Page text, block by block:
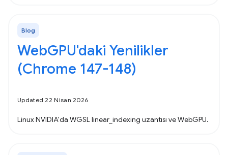
Blog
WebGPU'daki Yenilikler
(Chrome 147-148)
Updated 22 Nisan 2026
Linux NVIDIA'da WGSL linear_indexing uzantısı ve WebGPU.